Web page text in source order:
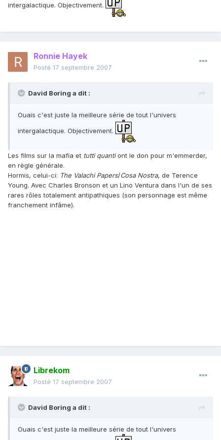
intergalactique. Objectivement.
Ronnie Hayek
Posté 17 septembre 2007
David Boring a dit :
Ouais c'est juste la meilleure série de tout l'univers
intergalactique. Objectivement.
Les films sur la mafia et tutti quantiont le don pour m'emmerder,
en règle générale.
Hormis, celui-ci: The Valachi Papers/Cosa Nostra, de Terence
Young. Avec Charles Bronson et un Lino Ventura dans l'un de ses
rares rôles totalement antipathiques (son personnage est même
franchement infâme).
Librekom
Posté 17 septembre 2007
David Boring a dit :
Ouais c'est juste la meilleure série de tout l'univers